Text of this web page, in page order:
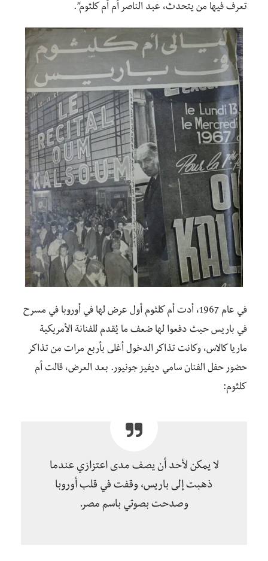
تعرف فيها من يتحدث، عبد الناصر أَم أُم كلثوم”.
في عام 1967، أدت أم كلثوم أول عرض لها في أوروبا في مسرح
في باريس حيث دفعوا لها ضعف ما يُقدم للفنانة الأمريكية
ماريا كالاس، وكانت تذاكر الدخول أغلى بأربع مرات من تذاكر
حضور حفل الفنان سامي ديفيز جونيور. بعد العرض، قالت أم
كلثوم:
لا يمكن لأحد أن يصف مدى اعتزازي عندما
ذهبت إلى باريس، وقفت في قلب أوروبا
وصدحت بصوتي باسم مصر.